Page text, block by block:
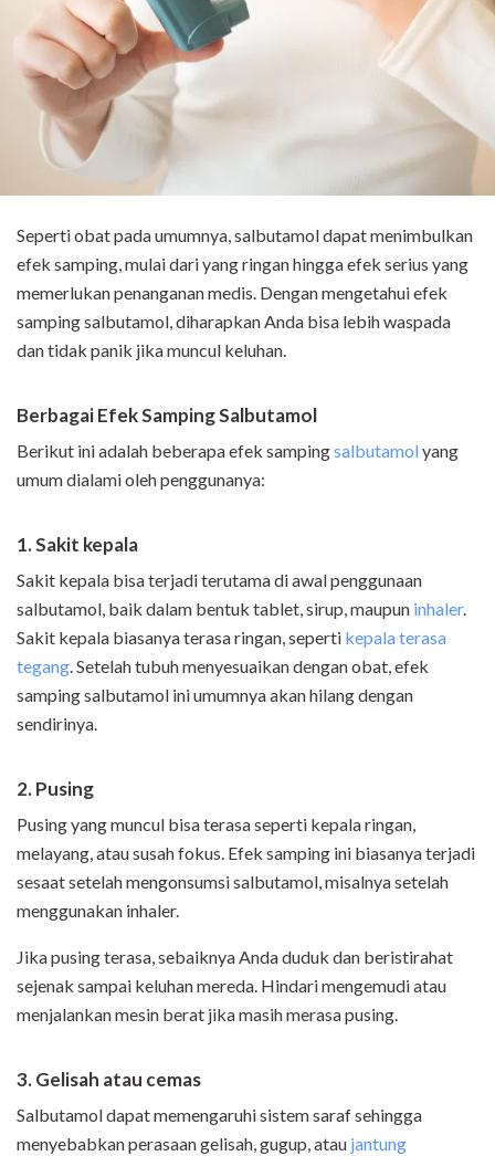
Seperti obat pada umumnya, salbutamol dapat menimbulkan
efek samping, mulai dari yang ringan hingga efek serius yang
memerlukan penanganan medis. Dengan mengetahui efek
samping salbutamol, diharapkan Anda bisa lebih waspada
dan tidak panik jika muncul keluhan.
Berbagai Efek Samping Salbutamol
Berikut ini adalah beberapa efek sampingsalbutamolyang
umum dialami oleh penggunanya:
1. Sakit kepala
Sakit kepala bisa terjadi terutama di awal penggunaan
salbutamol, baik dalam bentuk tablet, sirup, maupun inhaler.
Sakit kepala biasanya terasa ringan, seperti kepala terasa
tegang. Setelah tubuh menyesuaikan dengan obat, efek
samping salbutamol ini umumnya akan hilang dengan
sendirinya.
2. Pusing
Pusing yang muncul bisa terasa seperti kepala ringan,
melayang, atau susah fokus. Efek samping ini biasanya terjadi
sesaat setelah mengonsumsi salbutamol, misalnya setelah
menggunakan inhaler.
Jika pusing terasa, sebaiknya Anda duduk dan beristirahat
sejenak sampai keluhan mereda. Hindari mengemudi atau
menjalankan mesin berat jika masih merasa pusing.
3. Gelisah atau cemas
Salbutamol dapat memengaruhi sistem saraf sehingga
menyebabkan perasaan gelisah, gugup, atau jantung